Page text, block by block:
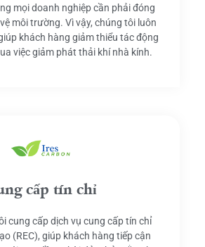
mọi doanh nghiệp cần phải đóng
môi trường. Vì vậy, chúng tôi luôn
khách hàng giảm thiểu tác động
việc giảm phát thải khí nhà kính.
cấp tín chỉ
cung cấp dịch vụ cung cấp tín chỉ
(REC), giúp khách hàng tiếp cận